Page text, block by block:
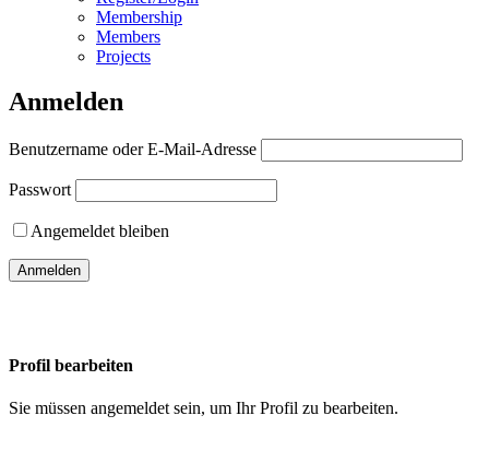
Membership
Members
Projects
Anmelden
Benutzername oder E-Mail-Adresse
Passwort
Angemeldet bleiben
Profil bearbeiten
Sie müssen angemeldet sein, um Ihr Profil zu bearbeiten.